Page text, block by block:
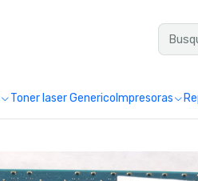
Toner laser Generico Impresoras